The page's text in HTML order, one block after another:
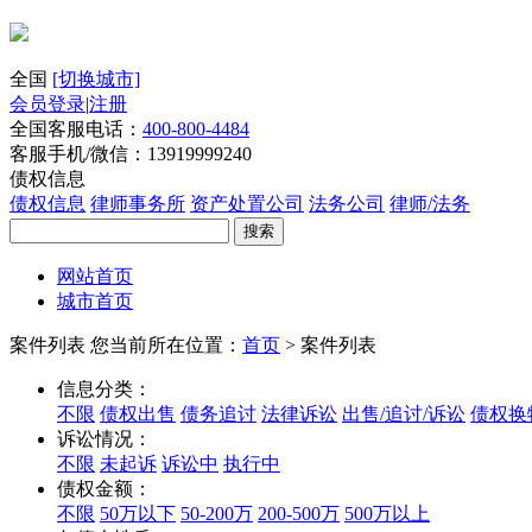
全国 [切换城市]
会员登录|注册
全国客服电话： 400-800-4484
客服手机/微信：13919999240
债权信息
债权信息 律师事务所 资产处置公司 法务公司 律师/法务
搜索
网站首页
城市首页
案件列表 您当前所在位置： 首页 > 案件列表
信息分类：
不限 债权出售 债务追讨 法律诉讼 出售/追讨/诉讼 债权换
诉讼情况：
不限 未起诉 诉讼中 执行中
债权金额：
不限 50万以下 50-200万 200-500万 500万以上